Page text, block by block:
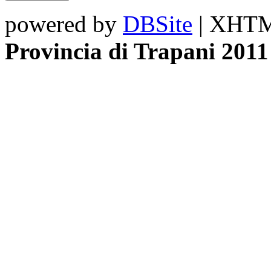
powered by DBSite |
Provincia di Trapani 2011